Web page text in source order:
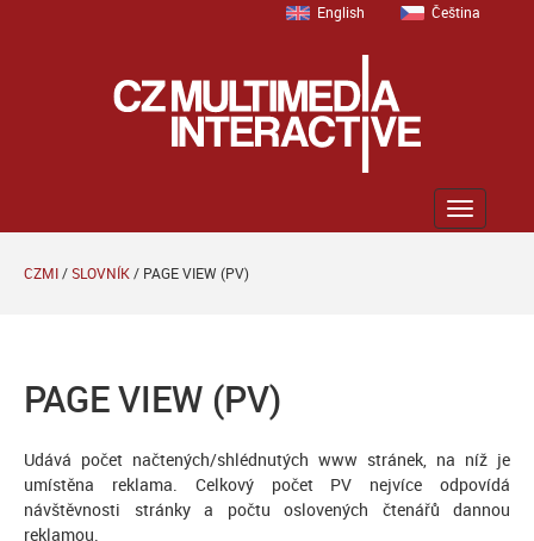
English Čeština
Zobrazit
menu
CZMI/SLOVNÍK/ PAGE VIEW (PV)
PAGE VIEW (PV)
Udává počet načtených/shlédnutých www stránek, na níž je
umístěna reklama. Celkový počet PV nejvíce odpovídá
návštěvnosti stránky a počtu oslovených čtenářů dannou
reklamou.